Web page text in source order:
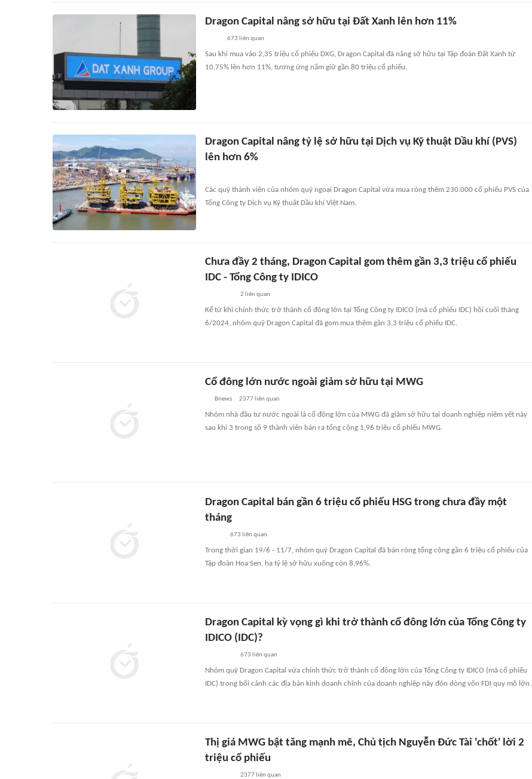
Dragon Capital nâng sở hữu tại Đất Xanh lên hơn 11%
673 liên quan
Sau khi mua vào 2,35 triệu cổ phiếu DXG, Dragon Capital đã nâng sở hữu tại Tập đoàn Đất Xanh từ
10,75% lên hơn 11%, tương ứng nắm giữ gần 80 triệu cổ phiếu.
Dragon Capital nâng tỷ lệ sở hữu tại Dịch vụ Kỹ thuật Dầu khí (PVS)
lên hơn 6%
Các quỹ thành viên của nhóm quỹ ngoại Dragon Capital vừa mua ròng thêm 230.000 cổ phiếu PVS của
Tổng Công ty Dịch vụ Kỹ thuật Dầu khí Việt Nam.
Chưa đầy 2 tháng, Dragon Capital gom thêm gần 3,3 triệu cổ phiếu
IDC - Tổng Công ty IDICO
2 liên quan
Kể từ khi chính thức trở thành cổ đông lớn tại Tổng Công ty IDICO (mã cổ phiếu IDC) hồi cuối tháng
6/2024, nhóm quỹ Dragon Capital đã gom mua thêm gần 3,3 triệu cổ phiếu IDC.
Cổ đông lớn nước ngoài giảm sở hữu tại MWG
Bnews 2377 liên quan
Nhóm nhà đầu tư nước ngoài là cổ đông lớn của MWG đã giảm sở hữu tại doanh nghiệp niêm yết này
sau khi 3 trong số 9 thành viên bán ra tổng cộng 1,96 triệu cổ phiếu MWG.
Dragon Capital bán gần 6 triệu cổ phiếu HSG trong chưa đầy một
tháng
673 liên quan
Trong thời gian 19/6 - 11/7, nhóm quỹ Dragon Capital đã bán ròng tổng cộng gần 6 triệu cổ phiếu của
Tập đoàn Hoa Sen, hạ tỷ lệ sở hữu xuống còn 8,96%.
Dragon Capital kỳ vọng gì khi trở thành cổ đông lớn của Tổng Công ty
IDICO (IDC)?
673 liên quan
Nhóm quỹ Dragon Capital vừa chính thức trở thành cổ đông lớn của Tổng Công ty IDICO (mã cổ phiếu
IDC) trong bối cảnh các địa bàn kinh doanh chính của doanh nghiệp này đón dòng vốn FDI quy mô lớn.
Thị giá MWG bật tăng mạnh mẽ, Chủ tịch Nguyễn Đức Tài 'chốt' lời 2
triệu cổ phiếu
2377 liên quan